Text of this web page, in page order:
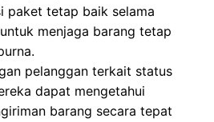
paket tetap baik selama
menjaga barang tetap
pelanggan terkait status
dapat mengetahui
barang secara tepat